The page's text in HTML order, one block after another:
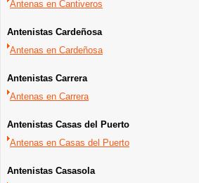
Antenas en Cantiveros
Antenistas Cardeñosa
Antenas en Cardeñosa
Antenistas Carrera
Antenas en Carrera
Antenistas Casas del Puerto
Antenas en Casas del Puerto
Antenistas Casasola